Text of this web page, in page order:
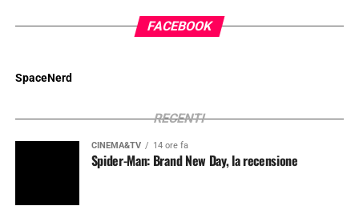
FACEBOOK
SpaceNerd
RECENTI
CINEMA&TV 14 ore fa
Spider-Man: Brand New Day, la recensione